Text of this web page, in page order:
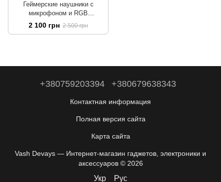
Геймерские наушники с
микрофоном и RGB
подсветкой Fifine H6X
2 100 грн 2 500 грн
+380759203394 +380679638343
Контактная информация
Полная версия сайта
Карта сайта
Vash Devays — Интернет-магазин гаджетов, электроники и
аксессуаров © 2026
Укр Рус